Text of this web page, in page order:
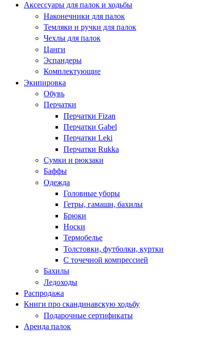
Аксессуары для палок и ходьбы
Наконечники для палок
Темляки и ручки для палок
Чехлы для палок
Цанги
Эспандеры
Комплектующие
Экипировка
Обувь
Перчатки
Перчатки Fizan
Перчатки Gabel
Перчатки Leki
Перчатки Rukka
Сумки и рюкзаки
Баффы
Одежда
Головные уборы
Гетры, гамаши, бахилы
Брюки
Носки
Термобелье
Толстовки, футболки, куртки
С точечной компрессией
Бахилы
Ледоходы
Распродажа
Книги про скандинавскую ходьбу
Подарочные сертификаты
Аренда палок